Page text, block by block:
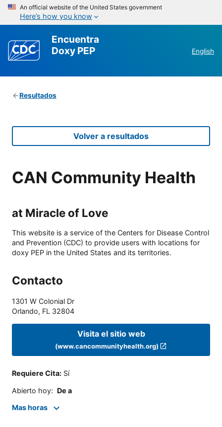
An official website of the United States government
Here’s how you know
Encuentra
Doxy PEP
English
Resultados
Volver a resultados
CAN Community Health
at Miracle of Love
This website is a service of the Centers for Disease Control
and Prevention (CDC) to provide users with locations for
doxy PEP in the United States and its territories.
Contacto
1301 W Colonial Dr
Orlando, FL 32804
Visita el sitio web
(www.cancommunityhealth.org)
Requiere Cita: Sí
Abierto hoy: De a
Mas horas